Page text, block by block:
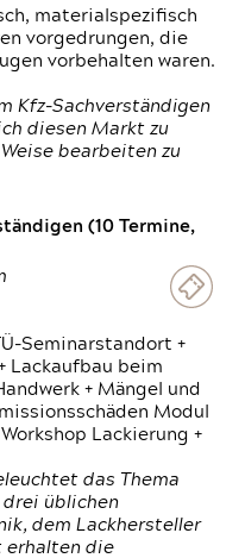
materialspezifisch
vorgedrungen, die
vorbehalten waren.
Kfz-Sachverständigen
diesen Markt zu
bearbeiten zu
(10 Termine,
Seminarstandort +
Lackaufbau beim
+ Mängel und
Modul
Workshop Lackierung +
das Thema
drei üblichen
dem Lackhersteller
erhalten die